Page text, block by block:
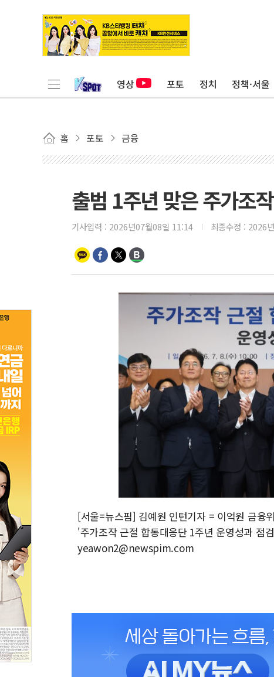
영상 포토 정치 정책·서울
홈 포토 금융
출범 1주년 맞은 주가조
기사입력 : 2026년07월08일 11:14 최종수정 : 2026
[서울=뉴스핌] 김예원 인턴기자 = 이억원 금융
'주가조작 근절 합동대응단 1주년 운영성과 점
yeawon2@newspim.com